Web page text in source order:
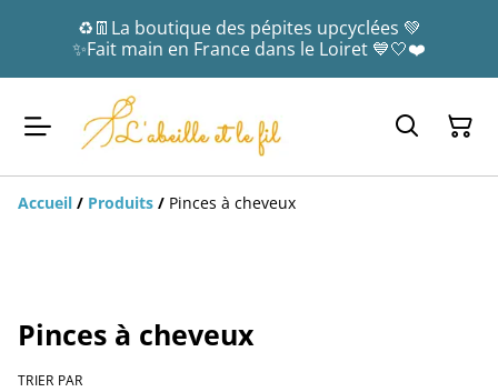
♻️👖La boutique des pépites upcyclées 💚
✨Fait main en France dans le Loiret 💙🤍❤️
Accueil / Produits / Pinces à cheveux
Pinces à cheveux
TRIER PAR